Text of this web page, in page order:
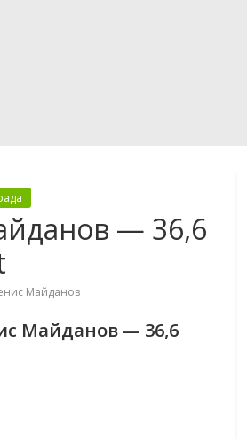
— 36,6
Майданов
Майданов — 36,6